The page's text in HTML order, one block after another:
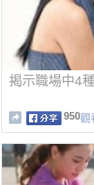
揭示職場中4
950觀